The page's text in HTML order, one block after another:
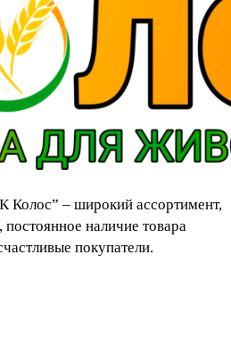
Колос” – широкий ассортимент,
постоянное наличие товара
покупатели.